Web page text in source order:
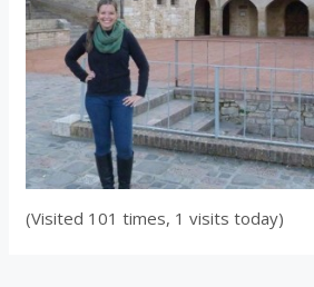
(Visited 101 times, 1 visits today)